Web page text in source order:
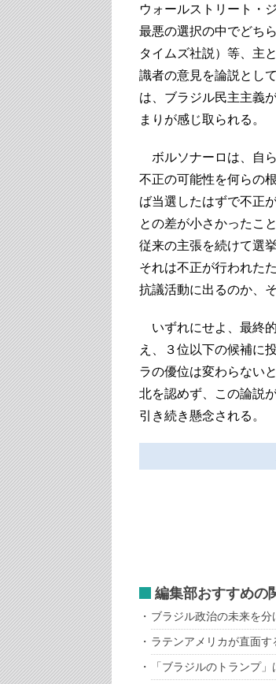
ウォールストリート・
最悪の選択の中でどち
タイムズ社説）等、主
識者の意見を論説とし
は、ブラジル民主主義
まりが感じ取られる。
ボルソナーロは、自
不正の可能性を何らの
ば当選したはずで不正
との差が小さかったこ
従来の主張を続けて選
それは不正が行われた
抗議活動に出るのか、
いずれにせよ、最終
え、３位以下の候補に
ラの優位は変わらない
北を認めず、この論説
引き続き懸念される。
編集部おすすめの
ブラジル政治の未来を
ラテンアメリカが直面
「ブラジルのトランプ